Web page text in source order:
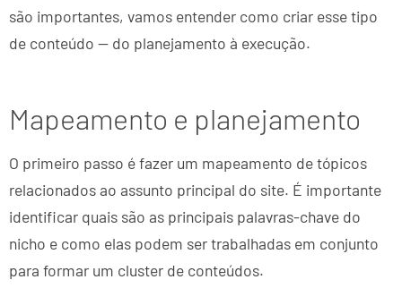
são importantes, vamos entender como criar esse tipo
de conteúdo — do planejamento à execução.
Mapeamento e planejamento
O primeiro passo é fazer um mapeamento de tópicos
relacionados ao assunto principal do site. É importante
identificar quais são as principais palavras-chave do
nicho e como elas podem ser trabalhadas em conjunto
para formar um cluster de conteúdos.